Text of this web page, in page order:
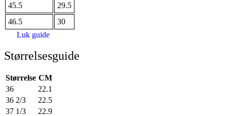
45.5
29.5
46.5
30
Luk guide
Størrelsesguide
Størrelse CM
36
22.1
36 2/3
22.5
37 1/3
22.9